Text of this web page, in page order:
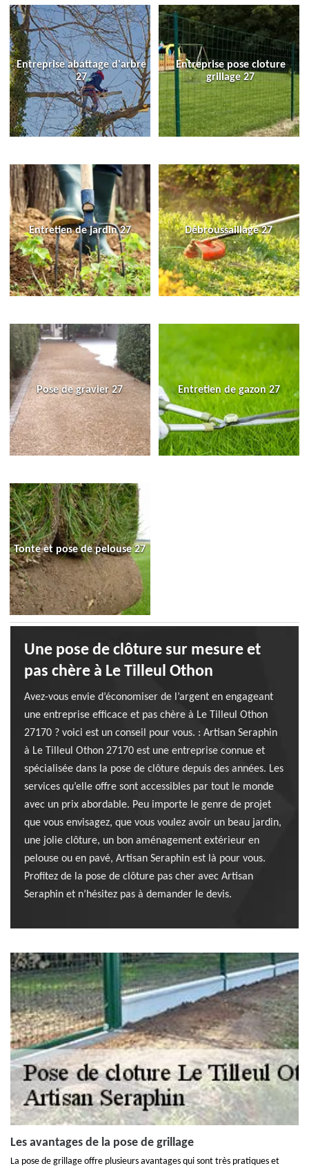
Entreprise abattage d'arbre
27
Entreprise pose cloture
grillage 27
Entretien de jardin 27 Débroussaillage 27
Pose de gravier 27 Entretien de gazon 27
Tonte et pose de pelouse 27
Une pose de clôture sur mesure et
pas chère à Le Tilleul Othon
Avez-vous envie d’économiser de l’argent en engageant
une entreprise efficace et pas chère à Le Tilleul Othon
27170 ? voici est un conseil pour vous. : Artisan Seraphin
à Le Tilleul Othon 27170 est une entreprise connue et
spécialisée dans la pose de clôture depuis des années. Les
services qu’elle offre sont accessibles par tout le monde
avec un prix abordable. Peu importe le genre de projet
que vous envisagez, que vous voulez avoir un beau jardin,
une jolie clôture, un bon aménagement extérieur en
pelouse ou en pavé, Artisan Seraphin est là pour vous.
Profitez de la pose de clôture pas cher avec Artisan
Seraphin et n’hésitez pas à demander le devis.
Les avantages de la pose de grillage
La pose de grillage offre plusieurs avantages qui sont très pratiques et